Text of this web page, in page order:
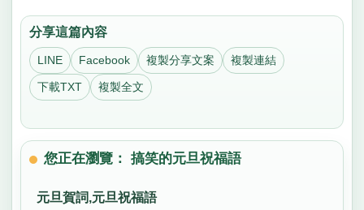
分享這篇內容
LINE Facebook 複製分享文案 複製連結
下載TXT 複製全文
您正在瀏覽： 搞笑的元旦祝福語
元旦賀詞,元旦祝福語